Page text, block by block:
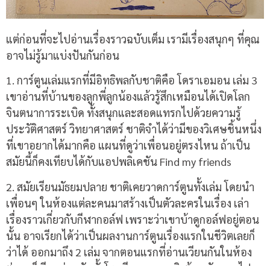
แต่ก่อนที่จะไปอ่านเรื่องราวฉบับเต็ม เรามีเรื่องสนุกๆ ที่คุณ
อาจไม่รู้มาแบ่งปันกันก่อน
1. การ์ตูนเล่มแรกที่มีอิทธิพลกับชาติคือ โดราเอมอน เล่ม 3
เขาอ่านที่บ้านของลูกพี่ลูกน้องแล้วรู้สึกเหมือนได้เปิดโลก
จินตนาการระเบิด ทั้งสนุกและสอดแทรกไปด้วยความรู้
ประวัติศาสตร์ วิทยาศาสตร์ ชาติจำได้ว่ามีของวิเศษชิ้นหนึ่ง
ที่เขาอยากได้มากคือ แผนที่ดูว่าเพื่อนอยู่ตรงไหน ถ้าเป็น
สมัยนี้ก็คงเทียบได้กับแอปพลิเคชัน Find my friends
2. สมัยเรียนมัธยมปลาย ชาติเคยวาดการ์ตูนทั้งเล่ม โดยนำ
เพื่อนๆ ในห้องแต่ละคนมาสร้างเป็นตัวละครในเรื่อง เล่า
เรื่องราวเกี่ยวกับกีฬากอล์ฟ เพราะว่าเขาบ้าดูกอล์ฟอยู่ตอน
นั้น อาจเรียกได้ว่าเป็นผลงานการ์ตูนเรื่องแรกในชีวิตเลยก็
ว่าได้ ออกมาถึง 2 เล่ม จากตอนแรกที่อ่านเวียนกันในห้อง